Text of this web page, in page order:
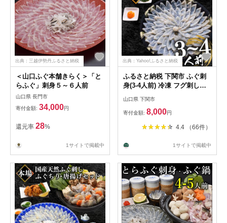
出典：三越伊勢丹ふるさと納税
＜山口ふぐ本舗きらく＞「と
らふぐ」刺身５～６人前
山口県 長門市
寄付金額: 34,000円
還元率 28%
1サイトで掲載中
出典：Yahoo!ふるさと納税
ふるさと納税 下関市 ふぐ刺
身(3-4人前) 冷凍 フグ刺し
山口県 下関市
寄付金額: 8,000円
4.4 （66件）
1サイトで掲載中